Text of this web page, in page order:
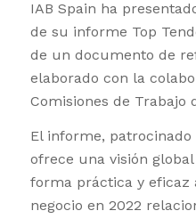
IAB Spain ha
de su informe Top
de un documento de
elaborado con la
Comisiones de Trabajo
El informe, patrocinado
ofrece una visión
forma práctica y eficaz
negocio en 2022